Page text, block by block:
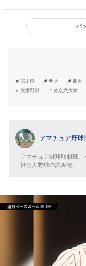
のドラフト指名を目
バ
宗山塁 明大 慶大
大学野球
東京六大学
アマチュア野球
アマチュア野球取材班、
社会人野球の読み物。